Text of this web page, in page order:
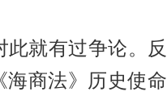
就有过争论。反
海商法》历史使命